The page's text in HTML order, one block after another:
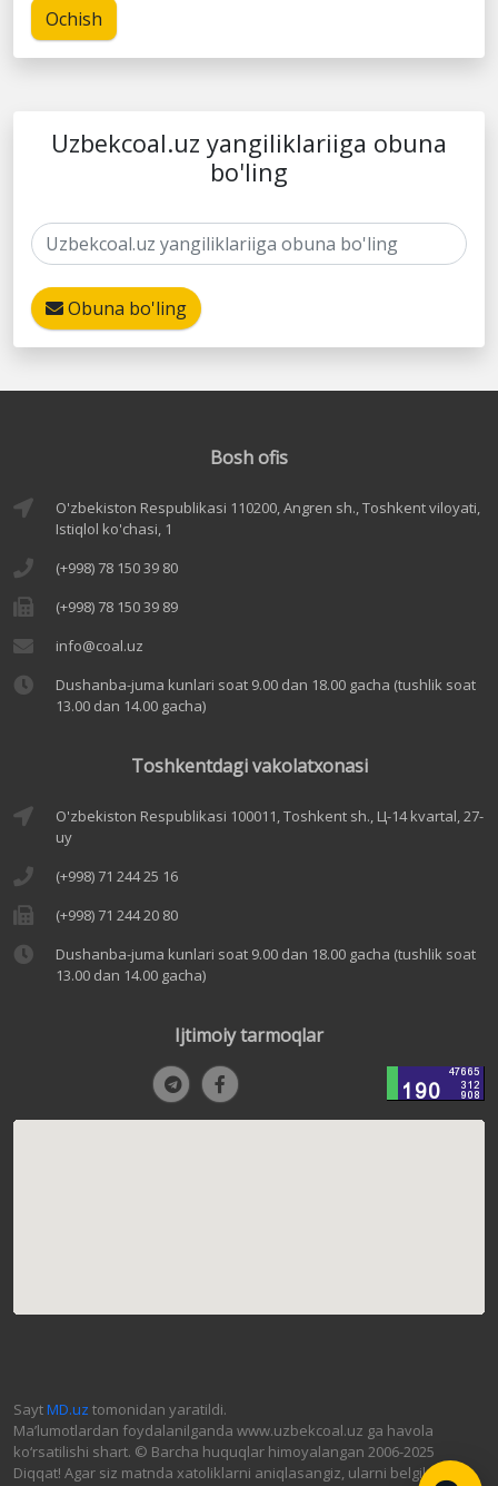
Ochish
Uzbekcoal.uz yangiliklariiga obuna
bo'ling
Obuna bo'ling
Bosh ofis
O'zbekiston Respublikasi 110200, Angren sh., Toshkent viloyati,
Istiqlol ko'chasi, 1
(+998) 78 150 39 80
(+998) 78 150 39 89
info@coal.uz
Dushanba-juma kunlari soat 9.00 dan 18.00 gacha (tushlik soat
13.00 dan 14.00 gacha)
Toshkentdagi vakolatxonasi
O'zbekiston Respublikasi 100011, Toshkent sh., Ц-14 kvartal, 27-
uy
(+998) 71 244 25 16
(+998) 71 244 20 80
Dushanba-juma kunlari soat 9.00 dan 18.00 gacha (tushlik soat
13.00 dan 14.00 gacha)
Ijtimoiy tarmoqlar
SaytMD.uz tomonidan yaratildi.
Ma’lumotlardan foydalanilganda www.uzbekcoal.uz ga havola
ko‘rsatilishi shart. © Barcha huquqlar himoyalangan 2006-2025
Diqqat! Agar siz matnda xatoliklarni aniqlasangiz, ularni belgilab,